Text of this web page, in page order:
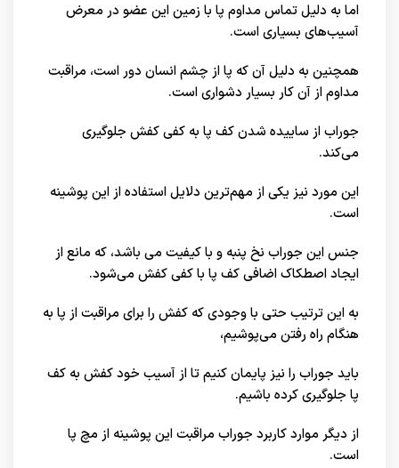
اما به دلیل تماس مداوم پا با زمین این عضو در معرض
آسیب‌های بسیاری است.
همچنین به دلیل آن که پا از چشم انسان دور است، مراقبت
مداوم از آن کار بسیار دشواری است.
جوراب از ساییده شدن کف پا به کفی کفش جلوگیری
می‌کند.
این مورد نیز یکی از مهم‌ترین دلایل استفاده از این پوشینه
است.
جنس این جوراب نخ پنبه و با کیفیت می باشد، که مانع از
ایجاد اصطکاک اضافی کف پا با کفی کفش می‌شود.
به این ترتیب حتی با وجودی که کفش را برای مراقبت از پا به
هنگام راه رفتن می‌پوشیم،
باید جوراب را نیز پایمان کنیم تا از آسیب خود کفش به کف
پا جلوگیری کرده باشیم.
از دیگر موارد کاربرد جوراب مراقبت این پوشینه از مچ پا
است.